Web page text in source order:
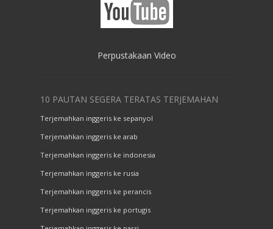
Perpustakaan Video
10 PAUTAN SEGERA TERATAS TERJEMAHAN
Terjemahkan inggeris ke sepanyol
Terjemahkan inggeris ke arab
Terjemahkan inggeris ke indonesia
Terjemahkan inggeris ke rusia
Terjemahkan inggeris ke perancis
Terjemahkan inggeris ke portugis